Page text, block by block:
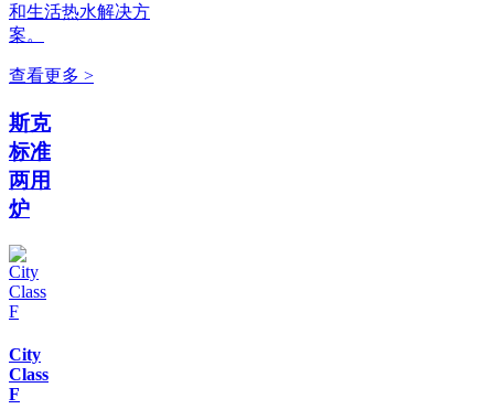
和生活热水解决方
案。
查看更多 >
斯克
标准
两用
炉
City
Class
F